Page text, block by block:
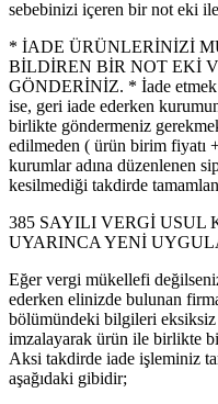
sebebinizi içeren bir not eki
* İADE ÜRÜNLERİNİZİ
BİLDİREN BİR NOT EKİ
GÖNDERİNİZ. * İade etmek
ise, geri iade ederken
birlikte göndermeniz
edilmeden ( ürün birim fiyatı
kurumlar adına düzenlenen
kesilmediği takdirde
385 SAYILI VERGİ USUL
UYARINCA YENİ
Eğer vergi mükellefi
ederken elinizde bulunan
bölümündeki bilgileri
imzalayarak ürün ile birlikte
Aksi takdirde iade işleminiz
aşağıdaki gibidir;